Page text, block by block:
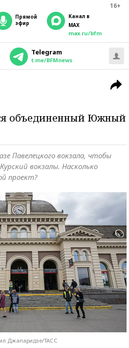
16+
прямой
эфир
Канал в
MAX
max.ru/bfm
Telegram
t.me/BFMnews
объединенный Южный
Павелецкого вокзала, чтобы
вокзалы. Насколько
проект?
Джапаридзе/ТАСС